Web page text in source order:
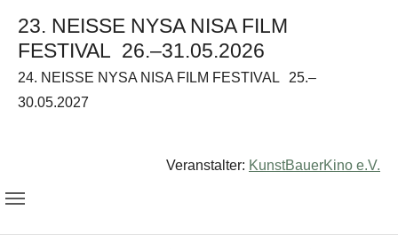
23. NEISSE NYSA NISA FILM
FESTIVAL 26.–31.05.2026
24. NEISSE NYSA NISA FILM FESTIVAL
25.–
30.05.2027
Veranstalter: KunstBauerKino e.V.